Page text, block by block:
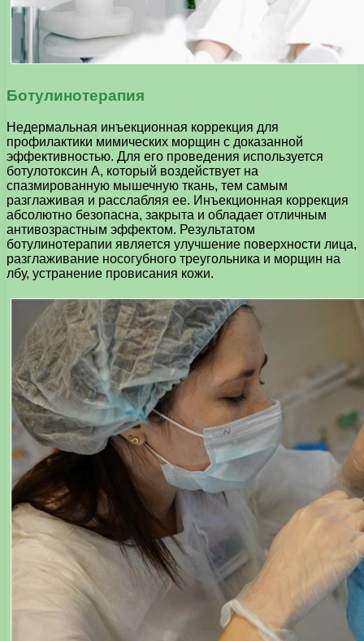
Ботулинотерапия
Недермальная инъекционная коррекция для
профилактики мимических морщин с доказанной
эффективностью. Для его проведения используется
ботулотоксин А, который воздействует на
спазмированную мышечную ткань, тем самым
разглаживая и расслабляя ее. Инъекционная коррекция
абсолютно безопасна, закрыта и обладает отличным
антивозрастным эффектом. Результатом
ботулинотерапии является улучшение поверхности лица,
разглаживание носогубного треугольника и морщин на
лбу, устранение провисания кожи.